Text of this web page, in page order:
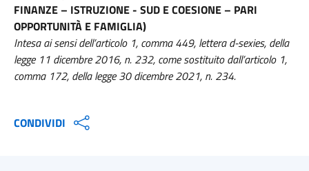
FINANZE – ISTRUZIONE - SUD E COESIONE – PARI
OPPORTUNITÀ E FAMIGLIA)
Intesa ai sensi dell’articolo 1, comma 449, lettera d-sexies, della
legge 11 dicembre 2016, n. 232, come sostituito dall’articolo 1,
comma 172, della legge 30 dicembre 2021, n. 234.
CONDIVIDI